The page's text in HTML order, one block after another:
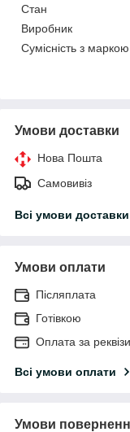
Стан
Виробник
Сумісність з маркою
Умови доставки
Нова Пошта
Самовивіз
Всі умови доставки
Умови оплати
Післяплата
Готівкою
Оплата за
Всі умови оплати
Умови